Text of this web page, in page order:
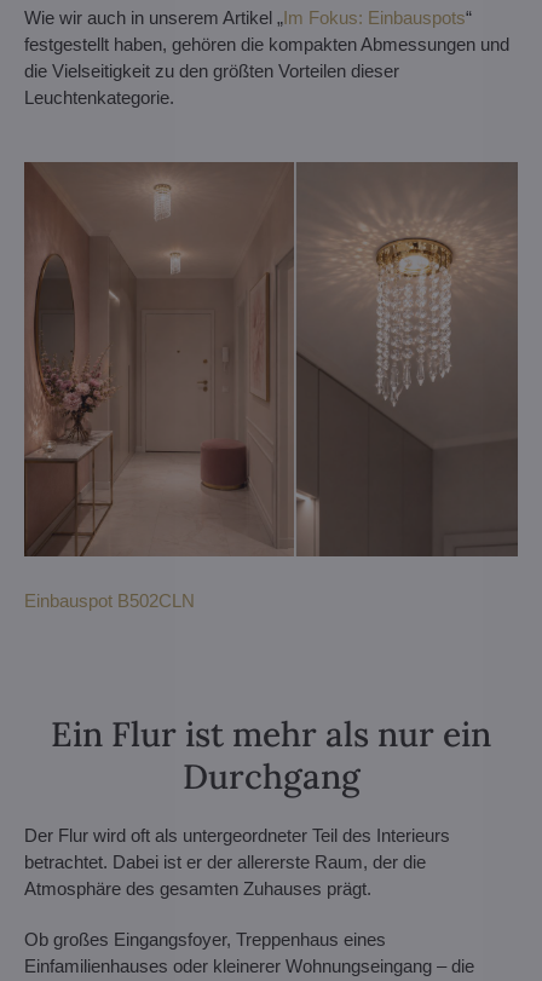
Wie wir auch in unserem Artikel „Im Fokus: Einbauspots“
festgestellt haben, gehören die kompakten Abmessungen und
die Vielseitigkeit zu den größten Vorteilen dieser
Leuchtenkategorie.
Einbauspot B502CLN
Ein Flur ist mehr als nur ein
Durchgang
Der Flur wird oft als untergeordneter Teil des Interieurs
betrachtet. Dabei ist er der allererste Raum, der die
Atmosphäre des gesamten Zuhauses prägt.
Ob großes Eingangsfoyer, Treppenhaus eines
Einfamilienhauses oder kleinerer Wohnungseingang – die